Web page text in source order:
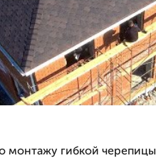
монтажу гибкой черепицы